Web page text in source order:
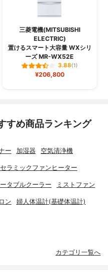
三菱電機(MITSUBISHI
ELECTRIC)
置けるスマート大容量 WXシリ
ーズ MR-WX52E
3.88(1)
¥206,800
すめ商品ランキング
ー 加湿器 空気清浄機
セラミックファンヒーター
タブルクーラー ミストファン
ン 婦人体温計(基礎体温計)
カテゴリ一覧へ